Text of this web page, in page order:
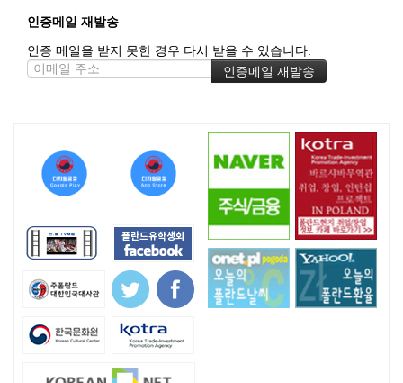
인증메일 재발송
인증 메일을 받지 못한 경우 다시 받을 수 있습니다.